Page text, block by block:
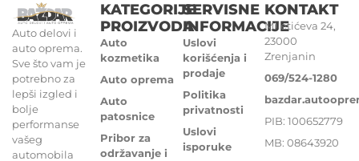
Auto delovi i
auto oprema.
Sve što vam je
potrebno za
lepši izgled i
bolje
performanse
vašeg
automobila
KATEGORIJE
PROIZVODA
Auto
kozmetika
Auto oprema
Auto
patosnice
Pribor za
održavanje i
SERVISNE
INFORMACIJE
Uslovi
korišćenja i
prodaje
Politika
privatnosti
Uslovi
isporuke
KONTAKT
Miletićeva 24,
23000
Zrenjanin
069/524-1280
PIB: 100652779
MB: 08643920